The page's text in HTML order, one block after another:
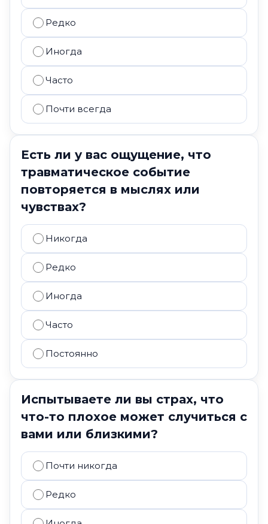
Редко
Иногда
Часто
Почти всегда
Есть ли у вас ощущение, что
травматическое событие
повторяется в мыслях или
чувствах?
Никогда
Редко
Иногда
Часто
Постоянно
Испытываете ли вы страх, что
что-то плохое может случиться с
вами или близкими?
Почти никогда
Редко